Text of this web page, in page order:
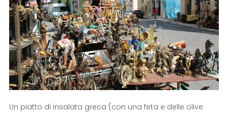
Un piatto di insalata greca (con una feta e delle olive